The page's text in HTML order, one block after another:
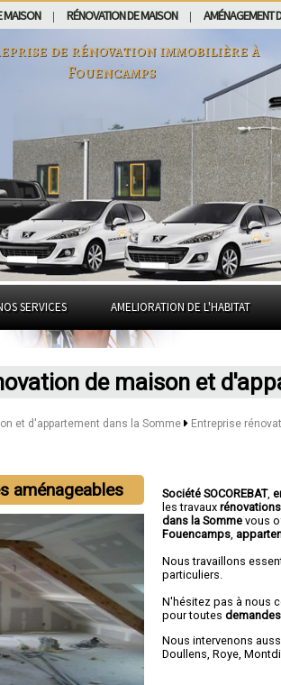
MAISON RÉNOVATION DE MAISON AMÉNAGEMENT
de rénovation immobilière à
Fouencamps
SERVICES AMELIORATION DE L'HABITAT
de maison et
et d'appartement dans la Somme Entreprise
aménageables Société SOCOREBAT,
les travaux
dans la Sommevous
Fouencamps
Nous travaillons
particuliers.
N'hésitez pas à nous
pour toutes
Nous intervenons
Doullens ,Roye ,